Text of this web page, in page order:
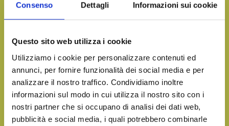
Consenso Dettagli Informazioni sui cookie
Questo sito web utilizza i cookie
Utilizziamo i cookie per personalizzare contenuti ed
annunci, per fornire funzionalità dei social media e per
analizzare il nostro traffico. Condividiamo inoltre
informazioni sul modo in cui utilizza il nostro sito con i
nostri partner che si occupano di analisi dei dati web,
pubblicità e social media, i quali potrebbero combinarle
CONTACT US
Bring the taste of the sea to your table, on any occasion
DOWNLOAD OUR CATALOGUE AND DISCOVER ALL OUR
DELICACIES